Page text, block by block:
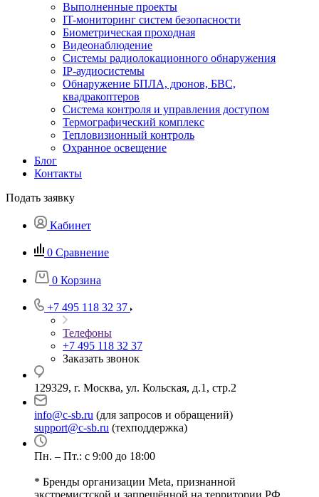
Выполненные проекты
IT-мониторинг систем безопасности
Биометрическая проходная
Видеонаблюдение
Системы радиолокационного обнаружения
IP-аудиосистемы
Обнаружение БПЛА, дронов, БВС,
квадракоптеров
Система контроля и управления доступом
Термографический комплекс
Тепловизионный контроль
Охранное освещение
Блог
Контакты
Подать заявку
Кабинет
0 Сравнение
0 Корзина
+7 495 118 32 37
Телефоны
+7 495 118 32 37
Заказать звонок
129329, г. Москва, ул. Кольская, д.1, стр.2
info@c-sb.ru (для запросов и обращений)
support@c-sb.ru (техподдержка)
Пн. – Пт.: с 9:00 до 18:00
* Бренды организации Meta, признанной
экстремистской и запрещённой на территории РФ